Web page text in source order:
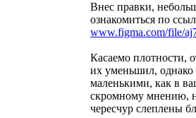
Внес правки,
ознакомиться по
www.figma.com/file/
Касаемо плотности,
их уменьшил, однако
маленькими, как в
скромному мнению,
чересчур слеплены